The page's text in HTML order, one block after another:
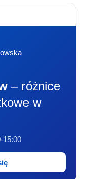
– różnice
w
15:00